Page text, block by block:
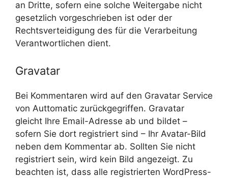
an Dritte, sofern eine solche Weitergabe nicht
gesetzlich vorgeschrieben ist oder der
Rechtsverteidigung des für die Verarbeitung
Verantwortlichen dient.
Gravatar
Bei Kommentaren wird auf den Gravatar Service
von Auttomatic zurückgegriffen. Gravatar
gleicht Ihre Email-Adresse ab und bildet –
sofern Sie dort registriert sind – Ihr Avatar-Bild
neben dem Kommentar ab. Sollten Sie nicht
registriert sein, wird kein Bild angezeigt. Zu
beachten ist, dass alle registrierten WordPress-